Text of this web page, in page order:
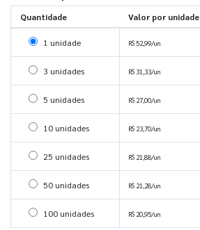
Quantidade Valor por unidade
Selecionar 1 unidade
1 unidade R$ 52,99/un
Selecionar 3 unidades
3 unidades R$ 31,33/un
Selecionar 5 unidades
5 unidades R$ 27,00/un
Selecionar 10 unidades
10 unidades R$ 23,70/un
Selecionar 25 unidades
25 unidades R$ 21,88/un
Selecionar 50 unidades
50 unidades R$ 21,28/un
Selecionar 100 unidades
100 unidades R$ 20,95/un